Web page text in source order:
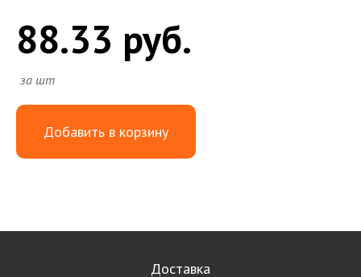
88.33 руб.
за шт
Добавить в корзину
Доставка